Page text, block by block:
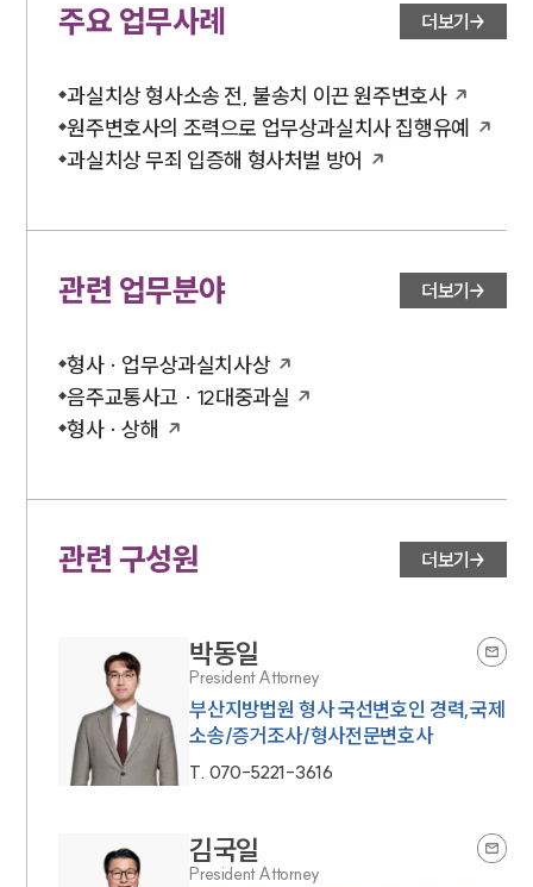
주요 업무사례 더보기
과실치상 형사소송 전, 불송치 이끈 원주변호사
원주변호사의 조력으로 업무상과실치사 집행유예
과실치상 무죄 입증해 형사처벌 방어
관련 업무분야 더보기
형사 · 업무상과실치사상
음주교통사고 · 12대중과실
형사 · 상해
관련 구성원 더보기
박동일
President Attorney
부산지방법원 형사 국선변호인 경력,국제
소송/증거조사/형사전문변호사
T. 070-5221-3616
김국일
President Attorney